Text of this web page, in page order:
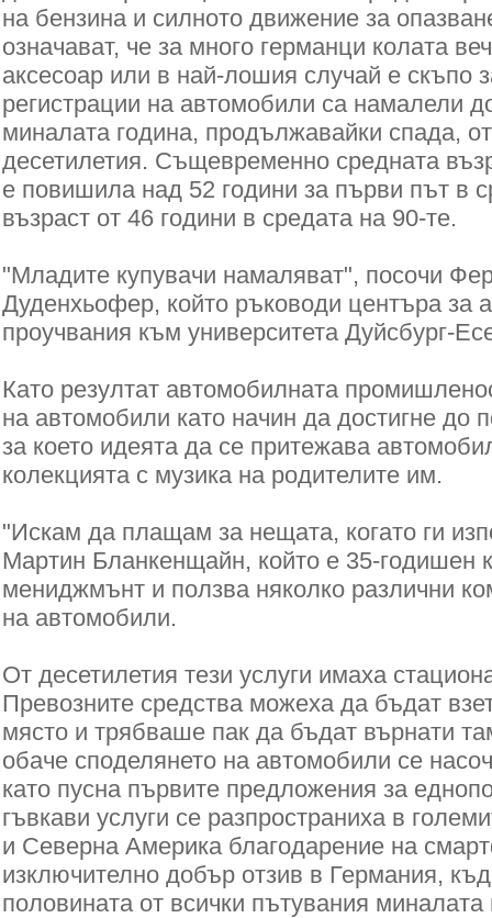
на бензина и силното движение за
означават, че за много германци колата
аксесоар или в най-лошия случай е скъпо
регистрации на автомобили са намалели
миналата година, продължавайки спада,
десетилетия. Същевременно средната
е повишила над 52 години за първи път в
възраст от 46 години в средата на 90-те.
"Младите купувачи намаляват", посочи
Дуденхьофер, който ръководи центъра за
проучвания към университета Дуйсбург-
Като резултат автомобилната
на автомобили като начин да достигне до
за което идеята да се притежава
колекцията с музика на родителите им.
"Искам да плащам за нещата, когато ги
Мартин Бланкенщайн, който е 35-годишен
мениджмънт и ползва няколко различни
на автомобили.
От десетилетия тези услуги имаха
Превозните средства можеха да бъдат
място и трябваше пак да бъдат върнати
обаче споделянето на автомобили се
като пусна първите предложения за
гъвкави услуги се разпространиха в
и Северна Америка благодарение на
изключително добър отзив в Германия,
половината от всички пътувания миналата